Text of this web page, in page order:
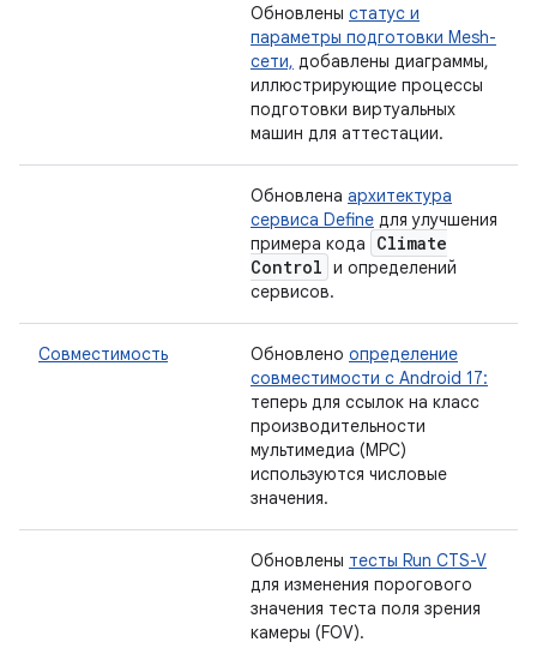
Обновлены статус и
параметры подготовки Mesh-
сети, добавлены диаграммы,
иллюстрирующие процессы
подготовки виртуальных
машин для аттестации.
Обновлена ​​архитектура
сервиса Define для улучшения
примера кода
Climate
Control и определений
сервисов.
Совместимость Обновлено определение
совместимости с Android 17:
теперь для ссылок на класс
производительности
мультимедиа (MPC)
используются числовые
значения.
Обновлены тесты Run CTS-V
для изменения порогового
значения теста поля зрения
камеры (FOV).